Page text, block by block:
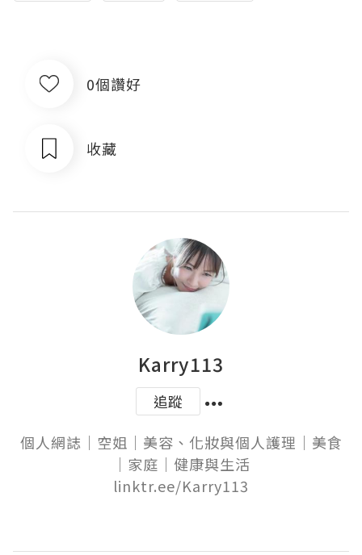
0個讚好
收藏
Karry113
追蹤
個人網誌｜空姐｜美容、化妝與個人護理｜美食
｜家庭｜健康與生活
linktr.ee/Karry113